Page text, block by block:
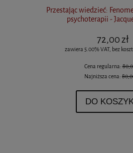
Przestając wiedzieć:
psychoterapii -
72,00 zł
zawiera 5.00% VAT, bez
Cena regularna:
Najniższa cena:
DO